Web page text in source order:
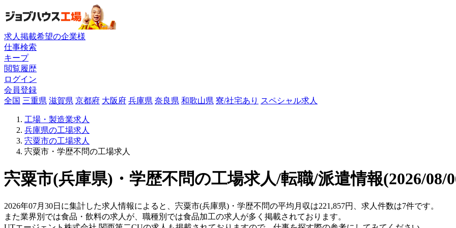
求人掲載希望の企業様
仕事検索
キープ
閲覧履歴
ログイン
会員登録
全国 三重県 滋賀県 京都府 大阪府 兵庫県 奈良県 和歌山県 寮/社宅あり スペシャル求人
工場・製造業求人
兵庫県の工場求人
宍粟市の工場求人
宍粟市・学歴不問の工場求人
宍粟市(兵庫県)・学歴不問の工場求人/転職/派遣情報(2026/08/
2026年07月30日に集計した求人情報によると、宍粟市(兵庫県)・学歴不問の平均月収は221,857円、求人件数は7件です。
また業界別では食品・飲料の求人が、職種別では食品加工の求人が多く掲載されております。